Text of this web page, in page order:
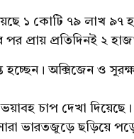
১ কোটি ৭৯ লাখ ৯৭
প্রায় প্রতিদিনই ২
অক্সিজেন ও
চাপ দেখা দিয়েছে।
ভারতজুড়ে ছড়িয়ে